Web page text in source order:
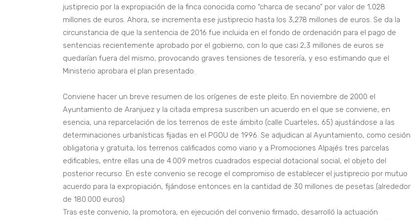
justiprecio por la expropiación de la finca conocida como “charca de secano” por valor de 1,028
millones de euros. Ahora, se incrementa ese justiprecio hasta los 3,278 millones de euros. Se da la
circunstancia de que la sentencia de 2016 fue incluida en el fondo de ordenación para el pago de
sentencias recientemente aprobado por el gobierno, con lo que casi 2,3 millones de euros se
quedarían fuera del mismo, provocando graves tensiones de tesorería, y eso estimando que el
Ministerio aprobara el plan presentado.
Conviene hacer un breve resumen de los orígenes de este pleito. En noviembre de 2000 el
Ayuntamiento de Aranjuez y la citada empresa suscriben un acuerdo en el que se conviene, en
esencia, una reparcelación de los terrenos de este ámbito (calle Cuarteles, 65) ajustándose a las
determinaciones urbanísticas fijadas en el PGOU de 1996. Se adjudican al Ayuntamiento, como cesión
obligatoria y gratuita, los terrenos calificados como viario y a Promociones Alpajés tres parcelas
edificables, entre ellas una de 4.009 metros cuadrados especial dotacional social, el objeto del
posterior recurso. En este convenio se recoge el compromiso de establecer el justiprecio por mutuo
acuerdo para la expropiación, fijándose entonces en la cantidad de 30 millones de pesetas (alrededor
de 180.000 euros)
Tras este convenio, la promotora, en ejecución del convenio firmado, desarrolló la actuación